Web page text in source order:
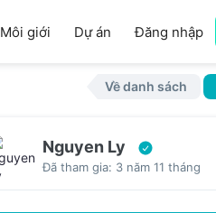
Môi giới Dự án Đăng nhập
Về danh sách
Nguyen Ly
Đã tham gia: 3 năm 11 tháng